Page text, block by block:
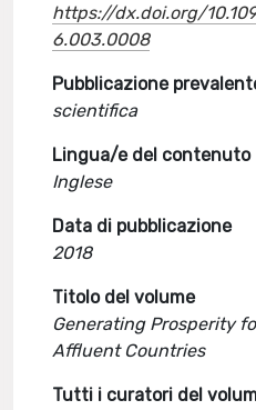
https://dx.doi.org/
6.003.0008
Pubblicazione
scientifica
Lingua/e del contenuto
Inglese
Data di pubblicazione
2018
Titolo del volume
Generating Prosperity
Affluent Countries
Tutti i curatori del